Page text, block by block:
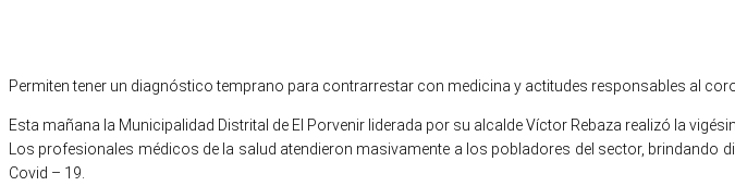
Permiten tener un diagnóstico temprano para contrarrestar con medicina y actitudes responsables al
Esta mañana la Municipalidad Distrital de El Porvenir liderada por su alcalde Víctor Rebaza realizó la
Los profesionales médicos de la salud atendieron masivamente a los pobladores del sector,
Covid – 19.